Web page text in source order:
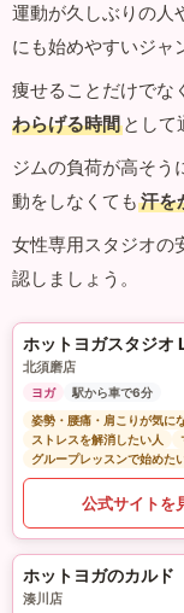
運動が久しぶりの人
にも始めやすいジャ
痩せることだけでな
わらげる時間 として
ジムの負荷が高そう
動をしなくても 汗を
女性専用スタジオの
認しましょう。
ホットヨガスタジオ
北須磨店
ヨガ
駅から車で6分
姿勢・腰痛・肩こりが気に
ストレスを解消したい人
グループレッスンで始めた
公式サイトを
ホットヨガのカルド
湊川店